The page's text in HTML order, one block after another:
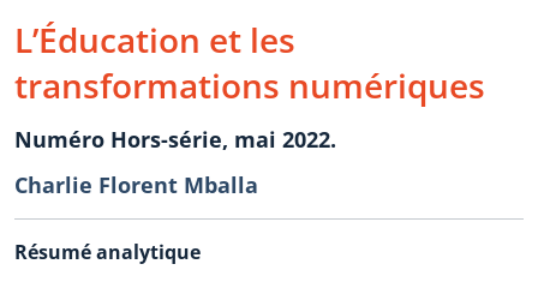
L’Éducation et les
transformations numériques
Numéro Hors-série, mai 2022.
Charlie Florent Mballa
Résumé analytique